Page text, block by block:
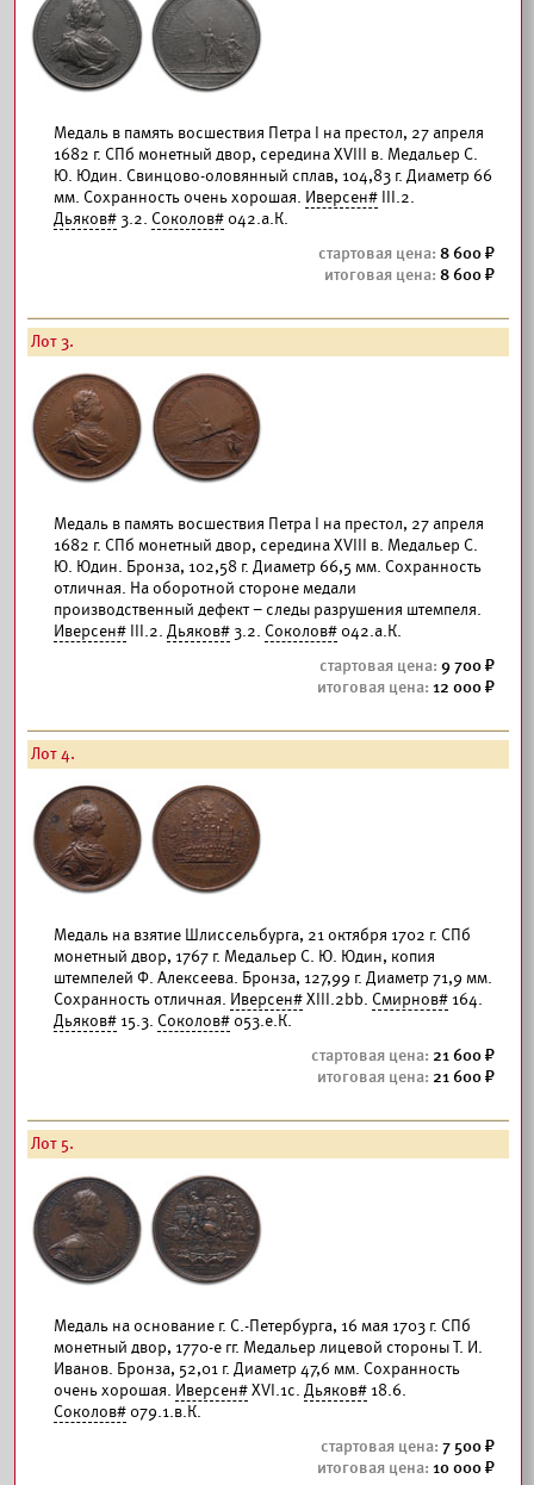
Медаль в память восшествия Петра I на престол, 27 апреля
1682 г. СПб монетный двор, середина XVIII в. Медальер С.
Ю. Юдин. Свинцово-оловянный сплав, 104,83 г. Диаметр 66
мм. Сохранность очень хорошая. Иверсен# III.2.
Дьяков#3.2. Соколов# 042.а.К.
8 600
8 600
Лот 3.
Медаль в память восшествия Петра I на престол, 27 апреля
1682 г. СПб монетный двор, середина XVIII в. Медальер С.
Ю. Юдин. Бронза, 102,58 г. Диаметр 66,5 мм. Сохранность
отличная. На оборотной стороне медали
производственный дефект – следы разрушения штемпеля.
Иверсен# III.2. Дьяков#3.2. Соколов# 042.а.К.
9 700
12 000
Лот 4.
Медаль на взятие Шлиссельбурга, 21 октября 1702 г. СПб
монетный двор, 1767 г. Медальер С. Ю. Юдин, копия
штемпелей Ф. Алексеева. Бронза, 127,99 г. Диаметр 71,9 мм.
Сохранность отличная. Иверсен#XIII.2bb. Смирнов# 164.
Дьяков# 15.3. Соколов# 053.е.К.
21 600
21 600
Лот 5.
Медаль на основание г. С.-Петербурга, 16 мая 1703 г. СПб
монетный двор, 1770-е гг. Медальер лицевой стороны Т. И.
Иванов. Бронза, 52,01 г. Диаметр 47,6 мм. Сохранность
очень хорошая. Иверсен#XVI.1c. Дьяков# 18.6.
Соколов# 079.1.в.К.
7 500
10 000